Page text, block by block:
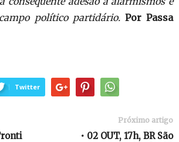
político partidário. Por Passa
Twitter
Próximo artigo
• 02 OUT, 17h, BR São